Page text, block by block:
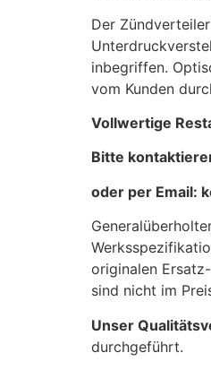
Der
inbegriffen.
vom Kunden
Vollwertige
Bitte
oder per Email:
originalen
sind nicht im
Unser
durchgeführt.